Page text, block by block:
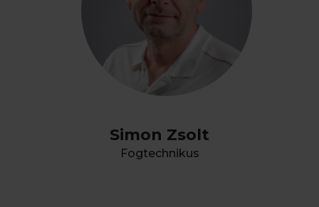
Simon Zsolt
Fogtechnikus